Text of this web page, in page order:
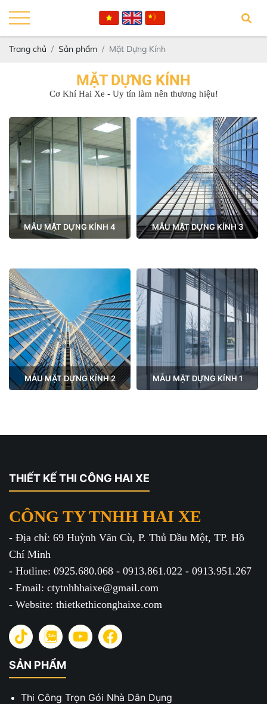
Trang chủ Sản phẩm Mặt Dựng Kính
MẶT DỰNG KÍNH
Cơ Khí Hai Xe - Uy tín làm nên thương hiệu!
MẪU MẶT DỰNG KÍNH 4 MẪU MẶT DỰNG KÍNH 3
MẪU MẶT DỰNG KÍNH 2 MẪU MẶT DỰNG KÍNH 1
THIẾT KẾ THI CÔNG HAI XE
CÔNG TY TNHH HAI XE
- Địa chỉ: 69 Huỳnh Văn Cù, P. Thủ Dầu Một, TP. Hồ
Chí Minh
- Hotline: 0925.680.068 - 0913.861.022 - 0913.951.267
- Email: ctytnhhhaixe@gmail.com
- Website: thietkethiconghaixe.com
SẢN PHẨM
Thi Công Trọn Gói Nhà Dân Dụng